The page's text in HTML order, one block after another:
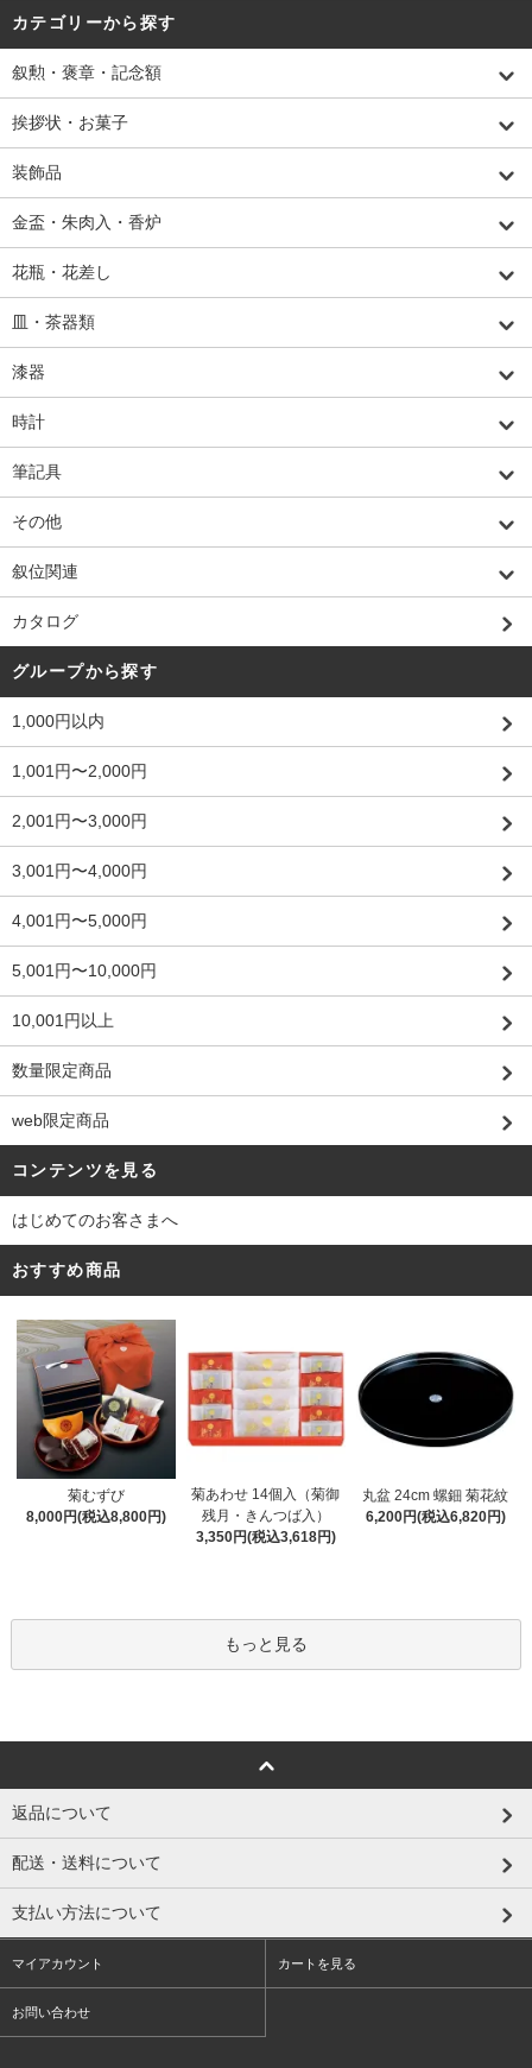
カテゴリーから探す
叙勲・褒章・記念額
挨拶状・お菓子
装飾品
金盃・朱肉入・香炉
花瓶・花差し
皿・茶器類
漆器
時計
筆記具
その他
叙位関連
カタログ
グループから探す
1,000円以内
1,001円〜2,000円
2,001円〜3,000円
3,001円〜4,000円
4,001円〜5,000円
5,001円〜10,000円
10,001円以上
数量限定商品
web限定商品
コンテンツを見る
はじめてのお客さまへ
おすすめ商品
菊むずび
8,000円(税込8,800円)
菊あわせ 14個入（菊御
残月・きんつば入）
3,350円(税込3,618円)
丸盆 24cm 螺鈿 菊花紋
6,200円(税込6,820円)
もっと見る
返品について
配送・送料について
支払い方法について
マイアカウント カートを見る
お問い合わせ